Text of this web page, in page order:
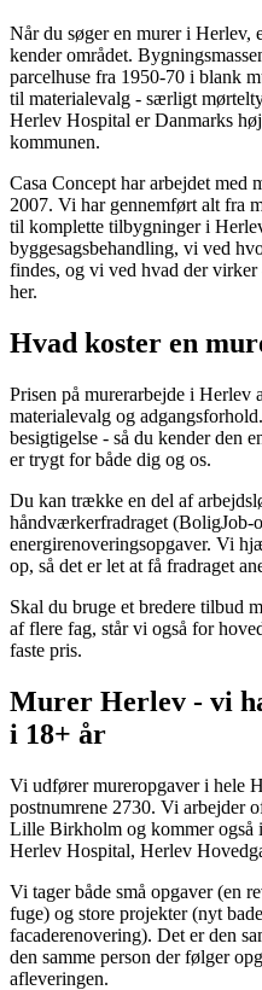
Når du søger en murer i Herlev,
kender området.
parcelhuse fra 1950-70 i blank
til materialevalg - særligt
Herlev Hospital er Danmarks
kommunen.
Casa Concept har arbejdet med
2007. Vi har gennemført alt fra
til komplette tilbygninger i
byggesagsbehandling, vi ved
findes, og vi ved hvad der
her.
Hvad koster en
Prisen på murerarbejde i Herlev
materialevalg og
besigtigelse - så du kender den
er trygt for både dig og os.
Du kan trække en del af
håndværkerfradraget (BoligJob-
energirenoveringsopgaver. Vi
op, så det er let at få fradraget
Skal du bruge et bredere tilbud
af flere fag, står vi også for
faste pris.
Murer Herlev - vi
i 18+ år
Vi udfører mureropgaver i hele
postnumrene 2730. Vi arbejder
Lille Birkholm og kommer også
Herlev Hospital, Herlev
Vi tager både små opgaver (en
fuge) og store projekter (nyt
facaderenovering). Det er den
den samme person der følger
afleveringen.